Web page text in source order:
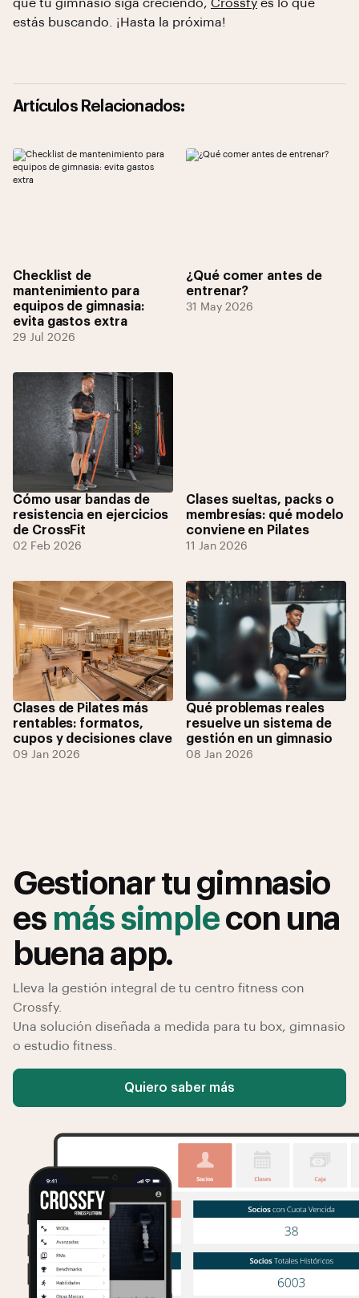
que tu gimnasio siga creciendo, Crossfy es lo que
estás buscando. ¡Hasta la próxima!
Artículos Relacionados:
Checklist de
mantenimiento para
equipos de gimnasia:
evita gastos extra
29 Jul 2026
¿Qué comer antes de
entrenar?
31 May 2026
Cómo usar bandas de
resistencia en ejercicios
de CrossFit
02 Feb 2026
Clases sueltas, packs o
membresías: qué modelo
conviene en Pilates
11 Jan 2026
Clases de Pilates más
rentables: formatos,
cupos y decisiones clave
09 Jan 2026
Qué problemas reales
resuelve un sistema de
gestión en un gimnasio
08 Jan 2026
Gestionar tu gimnasio
es más simplecon una
buena app.
Lleva la gestión integral de tu centro fitness con
Crossfy.
Una solución diseñada a medida para tu box, gimnasio
o estudio fitness.
Quiero saber más